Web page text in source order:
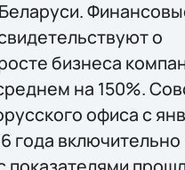
о
бизнеса
на 150%.
офиса с
года включительно